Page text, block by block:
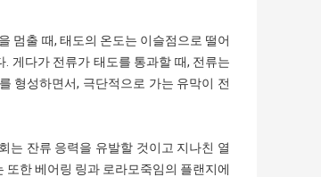
멈출 때, 태도의 온도는 이슬점으로 떨어
게다가 전류가 태도를 통과할 때, 전류는
형성하면서, 극단적으로 가는 유막이 전
는 잔류 응력을 유발할 것이고 지나친 열
한 베어링 링과 로라모죽임의 플랜지에